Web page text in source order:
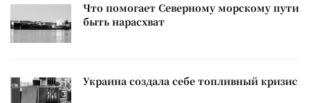
Что помогает Северному морскому пути
быть нарасхват
Украина создала себе топливный кризис